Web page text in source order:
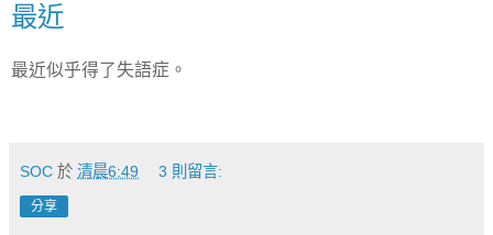
最近
最近似乎得了失語症。
SOC 於 清晨6:49 3 則留言:
分享